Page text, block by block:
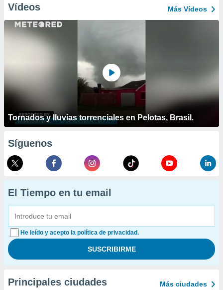
Vídeos Más Vídeos
Tornados y lluvias torrenciales en Pelotas, Brasil.
Síguenos
El Tiempo en tu email
He leído y acepto la política de privacidad.
Principales ciudades Más ciudades